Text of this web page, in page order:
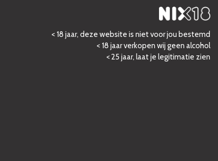
< 18 jaar, deze website is niet voor jou bestemd
< 18 jaar verkopen wij geen alcohol
< 25 jaar, laat je legitimatie zien